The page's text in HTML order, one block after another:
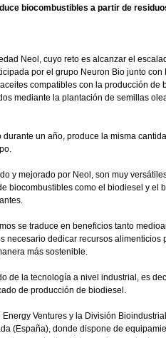
biocombustibles a partir de
Neol, cuyo reto es alcanzar el
por el grupo Neuron Bio junto con
compatibles con la producción de
mediante la plantación de semillas
un año, produce la misma
y mejorado por Neol, son muy
biocombustibles como el biodiesel y el
se traduce en beneficios tanto
necesario dedicar recursos alimenticios
más sostenible.
de la tecnología a nivel industrial, es
de producción de biodiesel.
Ventures y la División
(España), donde dispone de